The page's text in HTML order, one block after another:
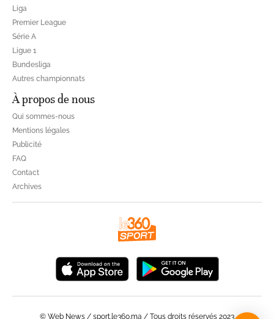
Liga
Premier League
Série A
Ligue 1
Bundesliga
Autres championnats
À propos de nous
Qui sommes-nous
Mentions légales
Publicité
FAQ
Contact
Archives
© Web News / sport.le360.ma / Tous droits réservés 2023